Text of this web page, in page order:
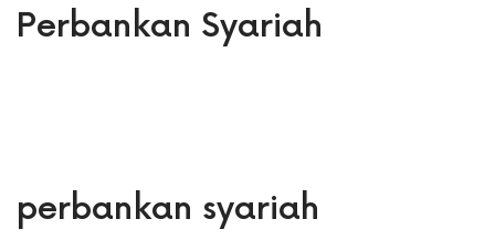
Perbankan Syariah
perbankan syariah